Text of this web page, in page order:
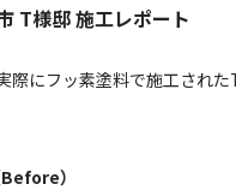
T様邸 施工レポート
際にフッ素塗料で施工され
）